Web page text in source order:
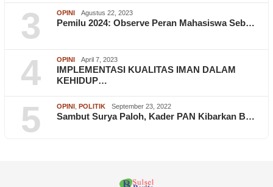
3 OPINI Agustus 22, 2023
Pemilu 2024: Observe Peran Mahasiswa Seb…
4 OPINI April 7, 2023
IMPLEMENTASI KUALITAS IMAN DALAM
KEHIDUP…
5 OPINI POLITIK September 23, 2022
Sambut Surya Paloh, Kader PAN Kibarkan B…